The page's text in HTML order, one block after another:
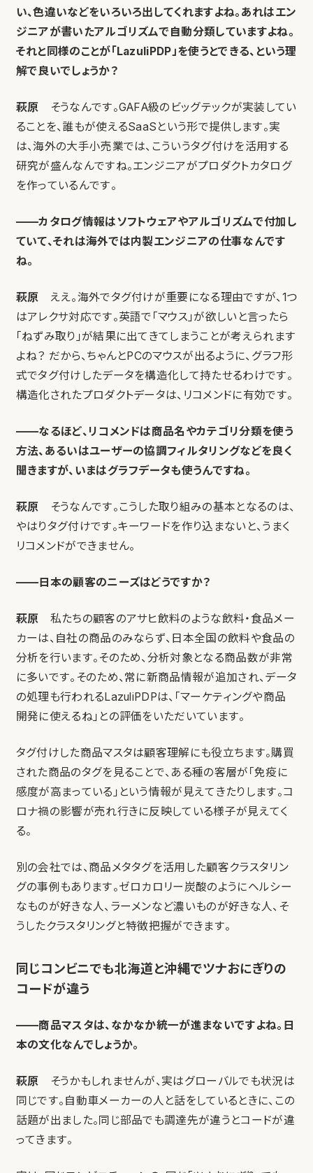
い、色違いなどをいろいろ出してくれますよね。あれはエン
ジニアが書いたアルゴリズムで自動分類していますよね。
それと同様のことが「LazuliPDP」を使うとできる、という理
解で良いでしょうか？
萩原
そうなんです。GAFA級のビッグテックが実装してい
ることを、誰もが使えるSaaSという形で提供します。実
は、海外の大手小売業では、こういうタグ付けを活用する
研究が盛んなんですね。エンジニアがプロダクトカタログ
を作っているんです。
——カタログ情報はソフトウェアやアルゴリズムで付加し
ていて、それは海外では内製エンジニアの仕事なんです
ね。
萩原 ええ。海外でタグ付けが重要になる理由ですが、1つ
はアレクサ対応です。英語で「マウス」が欲しいと言ったら
「ねずみ取り」が結果に出てきてしまうことが考えられます
よね？ だから、ちゃんとPCのマウスが出るように、グラフ形
式でタグ付けしたデータを構造化して持たせるわけです。
構造化されたプロダクトデータは、リコメンドに有効です。
——なるほど、リコメンドは商品名やカテゴリ分類を使う
方法、あるいはユーザーの協調フィルタリングなどを良く
聞きますが、いまはグラフデータも使うんですね。
萩原
そうなんです。こうした取り組みの基本となるのは、
やはりタグ付けです。キーワードを作り込まないと、うまく
リコメンドができません。
——日本の顧客のニーズはどうですか？
萩原 私たちの顧客のアサヒ飲料のような飲料・食品メー
カーは、自社の商品のみならず、日本全国の飲料や食品の
分析を行います。そのため、分析対象となる商品数が非常
に多いです。そのため、常に新商品情報が追加され、データ
の処理も行われるLazuliPDPは、「マーケティングや商品
開発に使えるね」との評価をいただいています。
タグ付けした商品マスタは顧客理解にも役立ちます。購買
された商品のタグを見ることで、ある種の客層が「免疫に
感度が高まっている」という情報が見えてきたりします。コ
ロナ禍の影響が売れ行きに反映している様子が見えてく
る。
別の会社では、商品メタタグを活用した顧客クラスタリン
グの事例もあります。ゼロカロリー炭酸のようにヘルシー
なものが好きな人、ラーメンなど濃いものが好きな人、そ
うしたクラスタリングと特徴把握ができます。
同じコンビニでも北海道と沖縄でツナおにぎりの
コードが違う
——商品マスタは、なかなか統一が進まないですよね。日
本の文化なんでしょうか。
萩原
そうかもしれませんが、実はグローバルでも状況は
同じです。自動車メーカーの人と話をしているときに、この
話題が出ました。同じ部品でも調達先が違うとコードが違
ってきます。